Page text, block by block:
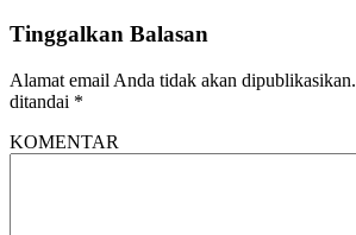
Tinggalkan Balasan
Alamat email Anda tidak akan dipublikasikan.
ditandai *
KOMENTAR